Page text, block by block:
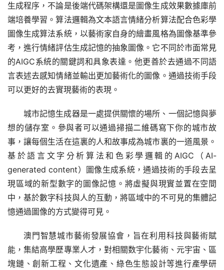
生成程序，不論是後端代碼架構還是圖像生成效果數據庫前
端培養學習。算法邏輯為文本語言情緒分析算法配合色彩學
圖像生成算法系統，以藝術家自身的繪畫風格為圖像基準參
考，進行情緒評估生成記憶的抽象圖像。它不同於市面常見
的AIGC系統的關鍵詞和具象表達。他更善於去通過不同語
言表述去感知情緒並輸出更加藝術化的圖像。通過技術手段
可以更好的去實現藝術的表現。
城市記憶生成器是一處提供關懷的場所、一個記憶與夢
想的儲存室。參與者可以通過掃描二維碼寫下你的城市故
事，讓每個生活在這裏的人和故事成為城市裏的一道風景。
基於語言文字分析算法和色彩學邏輯的AIGC（AI-
generated content）圖像生成系統，通過技術的手段去呈
現區域的新型數字的圖像記憶。將虛擬與現實並置在空間
中，基於數字科技與人的互動，將區域中的不可見的集體記
憶通過圖像的方式變得可見。
澳門智慧城市藝術發展協會，旨在利用科技與藝術賦
能，集結高學歷專業人才，對相關数宇化藝術、元宇宙、區
塊鏈、創新工程、文化遺產、綠色生態設計等進行產學研